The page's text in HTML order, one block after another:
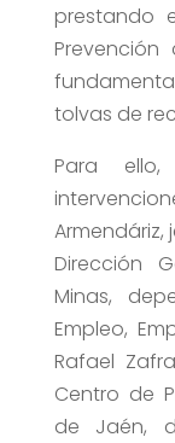
prestando
Prevención
tolvas de
Para
Armendáriz,
Dirección
Minas,
Empleo,
Rafael
Centro de
de Jaén,